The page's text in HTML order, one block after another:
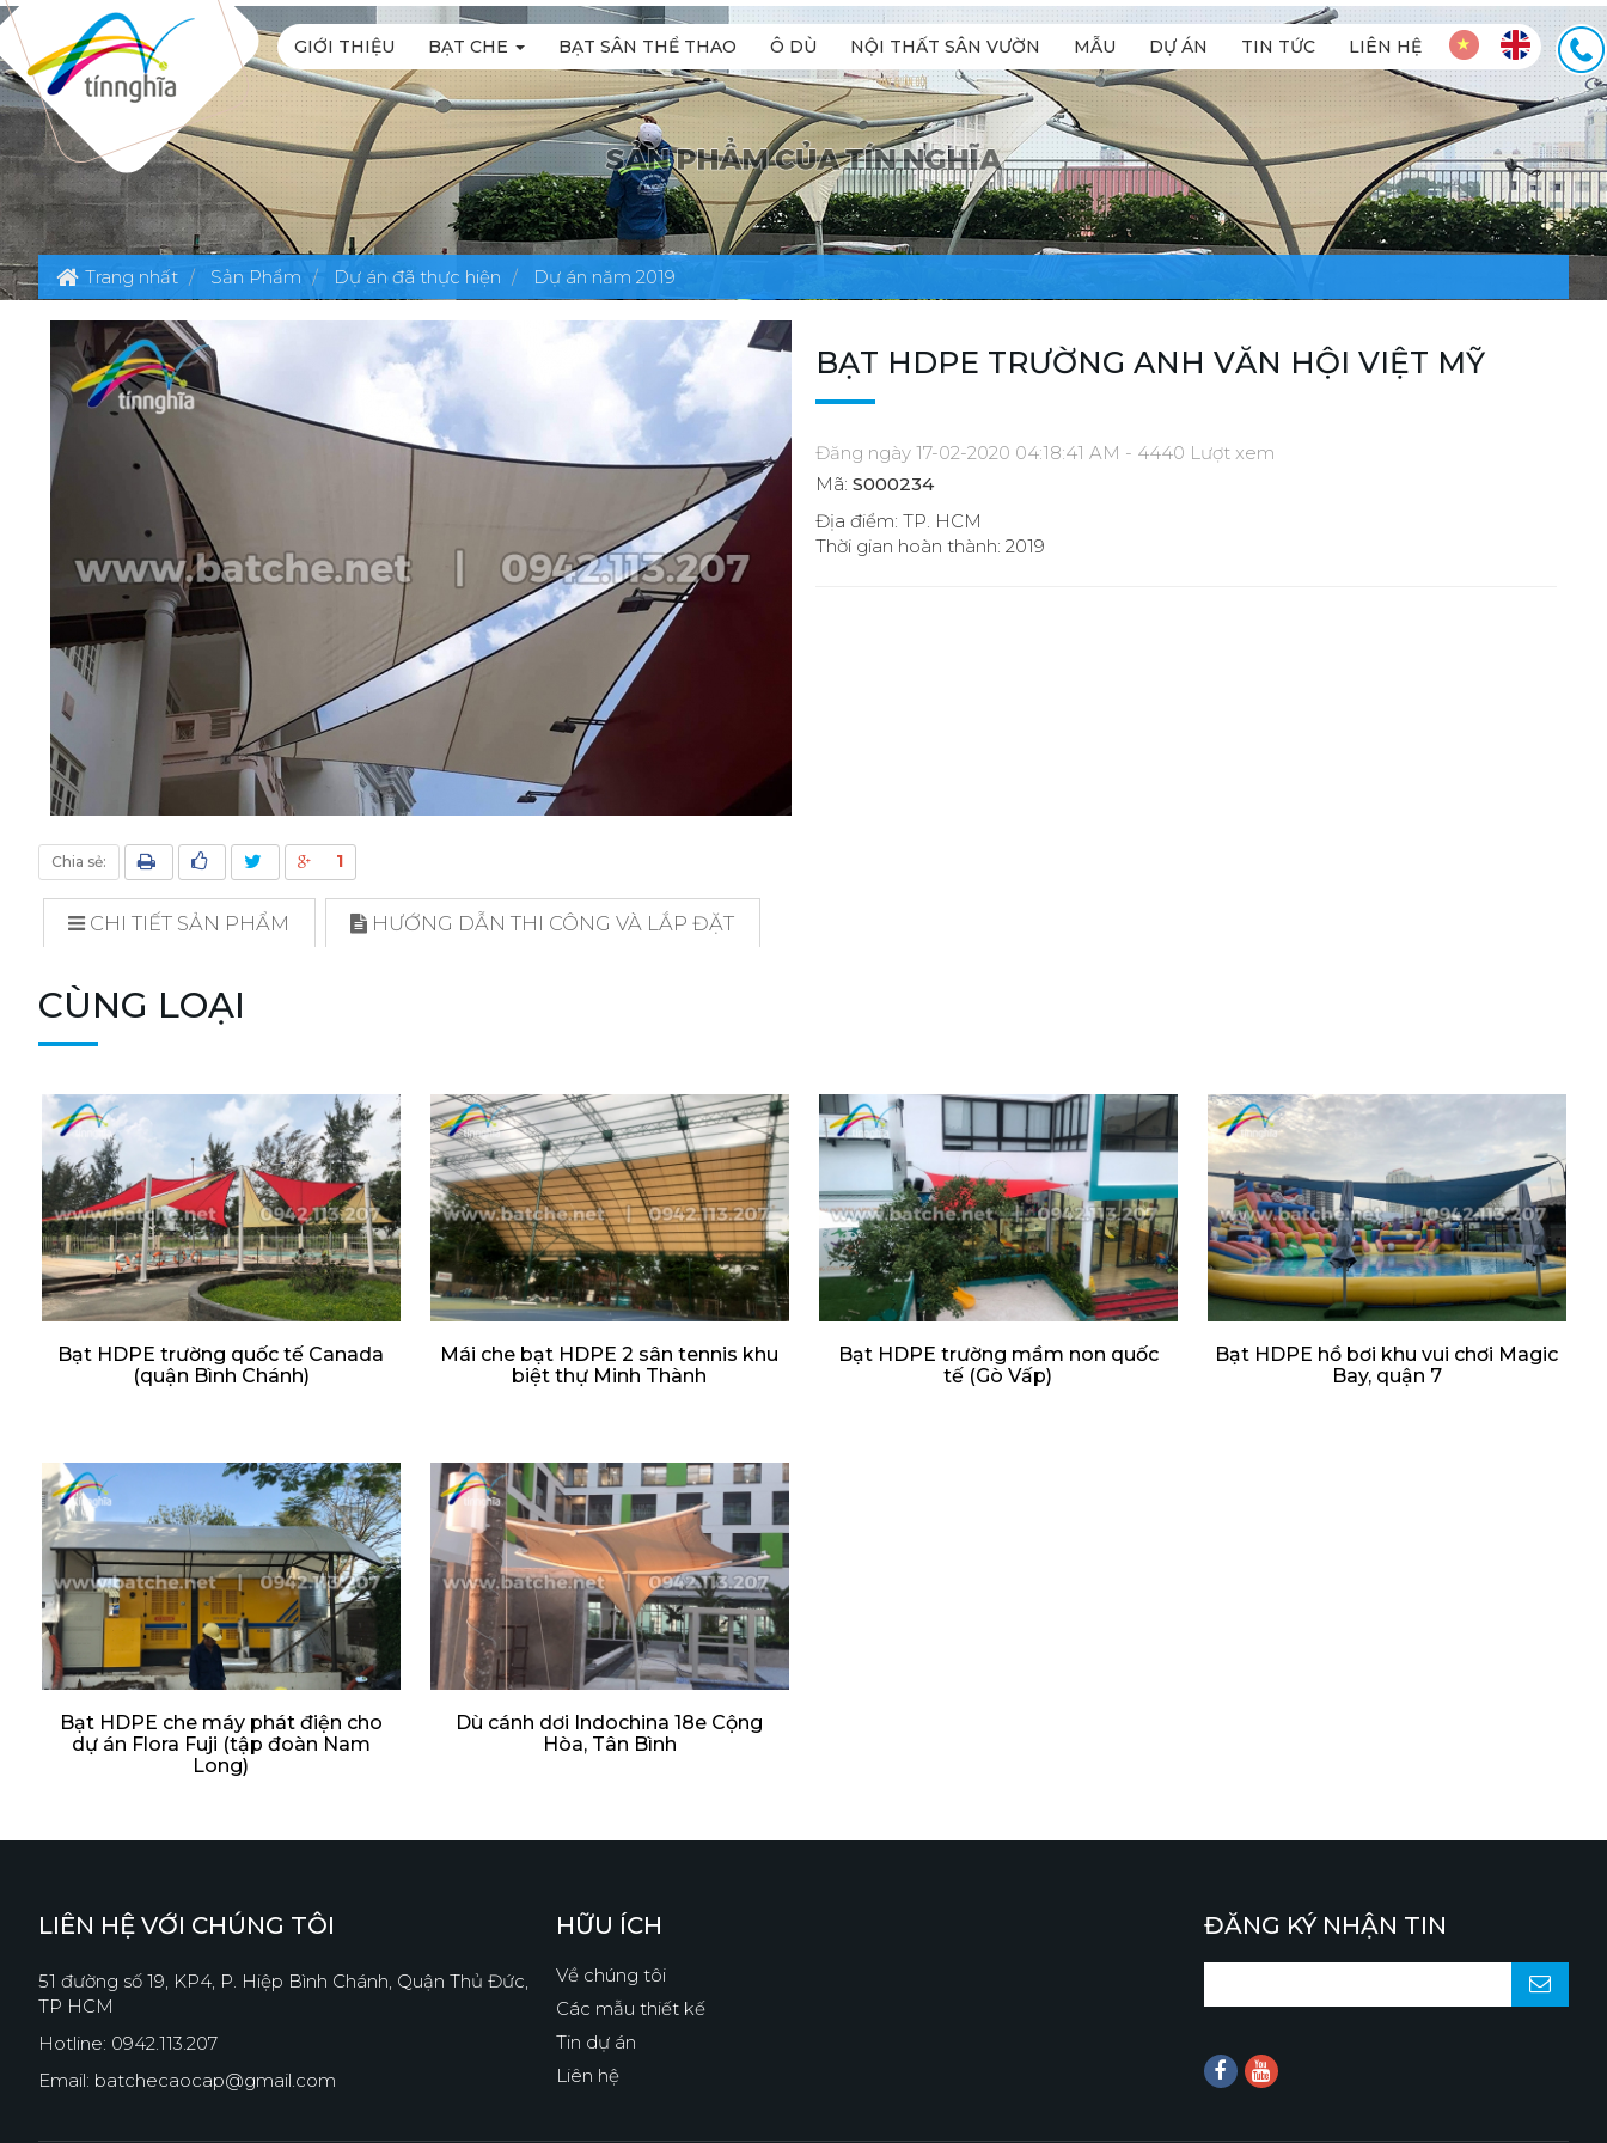
GIỚI THIỆU BẠT CHE BẠT SÂN THỂ THAO Ô DÙ NỘI THẤT SÂN VƯỜN MẪU DỰ ÁN TIN TỨC LIÊN HỆ
Trang nhất Sản Phẩm Dự án đã thực hiện Dự án năm 2019
BẠT HDPE TRƯỜNG ANH VĂN HỘI VIỆT MỸ
Đăng ngày 17-02-2020 04:18:41 AM - 4440 Lượt xem
Mã: S000234
Địa điểm: TP. HCM
Thời gian hoàn thành: 2019
Chia sẻ: 1
CHI TIẾT SẢN PHẨM HƯỚNG DẪN THI CÔNG VÀ LẮP ĐẶT
CÙNG LOẠI
Bạt HDPE trường quốc tế Canada
(quận Bình Chánh)
Mái che bạt HDPE 2 sân tennis khu
biệt thự Minh Thành
Bạt HDPE trường mầm non quốc
tế (Gò Vấp)
Bạt HDPE hồ bơi khu vui chơi Magic
Bay, quận 7
Bạt HDPE che máy phát điện cho
dự án Flora Fuji (tập đoàn Nam
Long)
Dù cánh dơi Indochina 18e Cộng
Hòa, Tân Bình
LIÊN HỆ VỚI CHÚNG TÔI
51 đường số 19, KP4, P. Hiệp Bình Chánh, Quận Thủ Đức,
TP HCM
Hotline: 0942.113.207
Email: batchecaocap@gmail.com
HỮU ÍCH
Về chúng tôi
Các mẫu thiết kế
Tin dự án
Liên hệ
ĐĂNG KÝ NHẬN TIN